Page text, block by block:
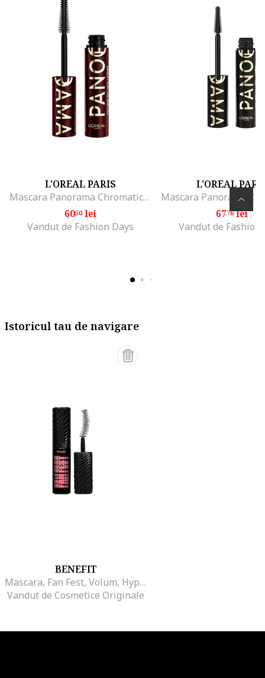
L'OREAL PARIS
Mascara Panorama Chromatic by Volume Million Lashes, volum de la un capat la celalalt al privirii, 9.9 ml, Bordeaux Cashmere
6050lei
Vandut de Fashion Days
L'OREAL
6776lei
Vandut de Fashion
Istoricul tau de navigare
BENEFIT
Mascara, Fan Fest, Volum, Hyper Black, 4 g
Vandut de Cosmetice Originale